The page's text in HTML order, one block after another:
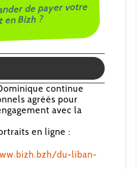
de payer votre
en Bizh ?
continue
agréés pour
avec la
en ligne :
du-liban-